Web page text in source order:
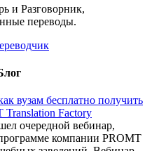
и Разговорник,
переводы.
вузам бесплатно получить
Translation Factory
очередной вебинар,
компании PROMT